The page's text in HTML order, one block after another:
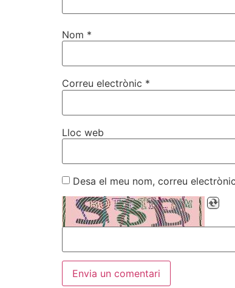
Nom *
Correu electrònic *
Lloc web
Desa el meu nom, correu